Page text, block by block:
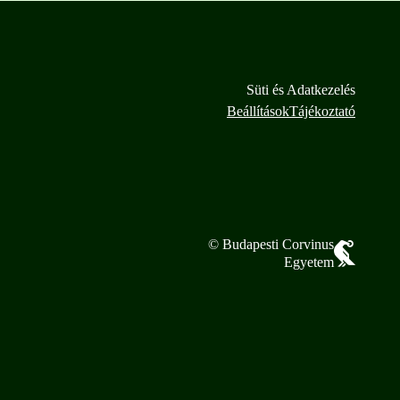
Süti és Adatkezelés
BeállításokTájékoztató
© Budapesti Corvinus
Egyetem